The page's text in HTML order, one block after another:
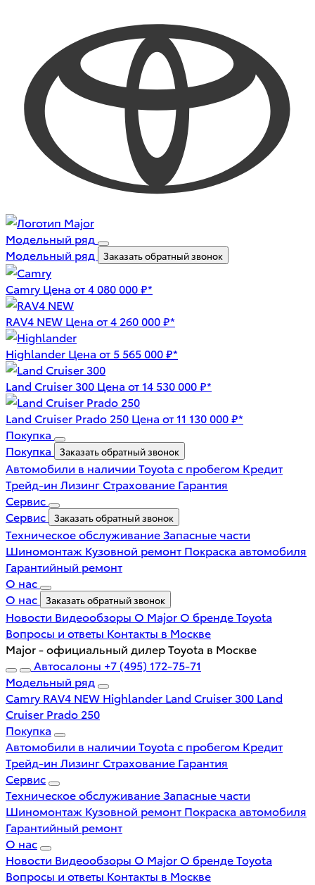
Модельный ряд
Модельный ряд
Заказать обратный звонок
Camry Цена от 4 080 000 ₽*
RAV4 NEW Цена от 4 260 000 ₽*
Highlander Цена от 5 565 000 ₽*
Land Cruiser 300 Цена от 14 530 000 ₽*
Land Cruiser Prado 250 Цена от 11 130 000 ₽*
Покупка
Покупка
Заказать обратный звонок
Автомобили в наличии Toyota с пробегом Кредит
Трейд-ин Лизинг Страхование Гарантия
Сервис
Сервис
Заказать обратный звонок
Техническое обслуживаниеЗапасные части
Шиномонтаж Кузовной ремонт Покраска автомобиля
Гарантийный ремонт
О нас
О нас
Заказать обратный звонок
Новости Видеообзоры О Major О бренде Toyota
Вопросы и ответы Контакты в Москве
Major - официальный дилер Toyota в Москве
Автосалоны +7 (495) 172-75-71
Модельный ряд
Camry RAV4 NEW Highlander Land Cruiser 300 Land
Cruiser Prado 250
Покупка
Автомобили в наличии Toyota с пробегом Кредит
Трейд-ин Лизинг Страхование Гарантия
Сервис
Техническое обслуживаниеЗапасные части
Шиномонтаж Кузовной ремонт Покраска автомобиля
Гарантийный ремонт
О нас
Новости Видеообзоры О Major О бренде Toyota
Вопросы и ответы Контакты в Москве